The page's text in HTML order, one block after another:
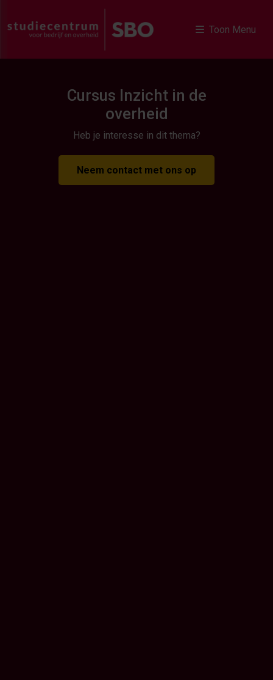
Toon Menu
Cursus Inzicht in de
overheid
Heb je interesse in dit thema?
Neem contact met ons op